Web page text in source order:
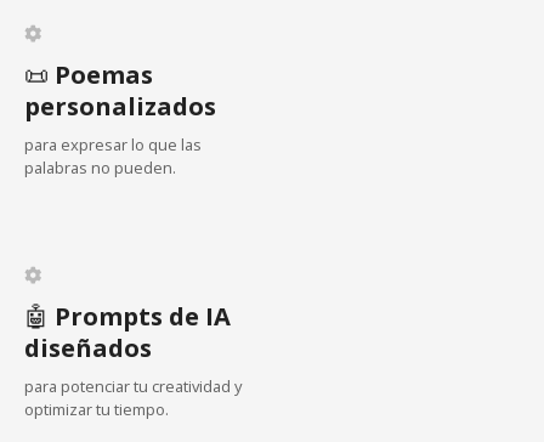
n
d
e
e
t
r
a
d
📜 Poemas
personalizados
para expresar lo que las
palabras no pueden.
🤖 Prompts de IA
diseñados
para potenciar tu creatividad y
optimizar tu tiempo.